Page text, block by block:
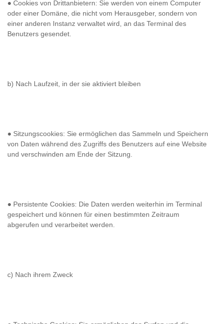
● Cookies von Drittanbietern: Sie werden von einem Computer
oder einer Domäne, die nicht vom Herausgeber, sondern von
einer anderen Instanz verwaltet wird, an das Terminal des
Benutzers gesendet.
b) Nach Laufzeit, in der sie aktiviert bleiben
● Sitzungscookies: Sie ermöglichen das Sammeln und Speichern
von Daten während des Zugriffs des Benutzers auf eine Website
und verschwinden am Ende der Sitzung.
● Persistente Cookies: Die Daten werden weiterhin im Terminal
gespeichert und können für einen bestimmten Zeitraum
abgerufen und verarbeitet werden.
c) Nach ihrem Zweck